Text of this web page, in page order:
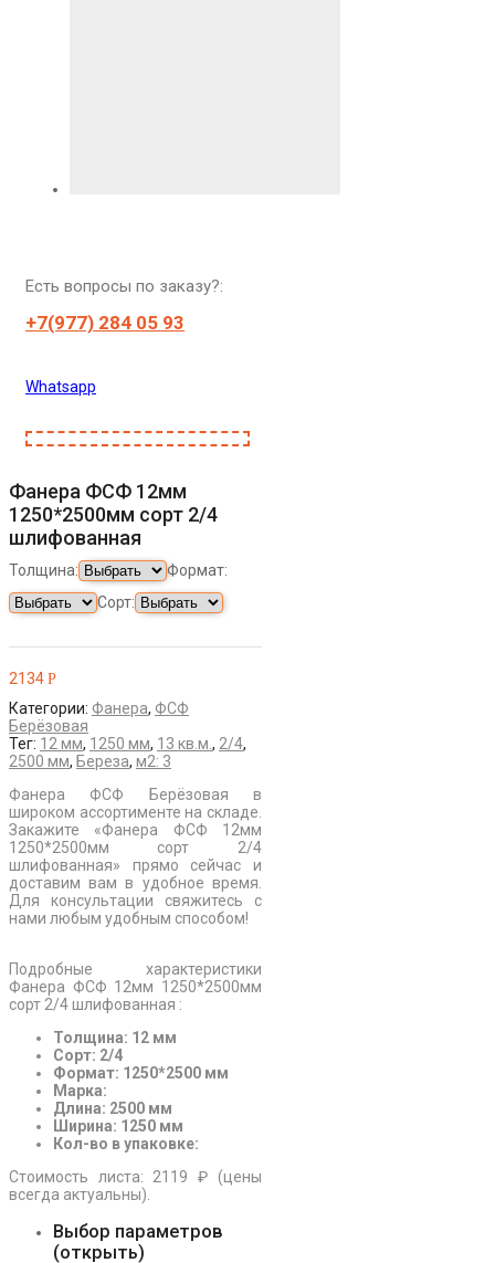
Есть вопросы по заказу?:
+7(977) 284 05 93
Whatsapp
Фанера ФСФ 12мм
1250*2500мм сорт 2/4
шлифованная
Толщина:
Формат:
Сорт:
2134 Р
Категории: Фанера, ФСФ
Берёзовая
Тег: 12 мм, 1250 мм, 13 кв.м. , 2/4,
2500 мм, Береза, м2: 3
Фанера ФСФ Берёзовая в
широком ассортименте на складе.
Закажите «Фанера ФСФ 12мм
1250*2500мм сорт 2/4
шлифованная» прямо сейчас и
доставим вам в удобное время.
Для консультации свяжитесь с
нами любым удобным способом!
Подробные характеристики
Фанера ФСФ 12мм 1250*2500мм
сорт 2/4 шлифованная :
Толщина: 12 мм
Сорт: 2/4
Формат: 1250*2500 мм
Марка:
Длина: 2500 мм
Ширина: 1250 мм
Кол-во в упаковке:
Стоимость листа: 2119 ₽ (цены
всегда актуальны).
Выбор параметров
(открыть)